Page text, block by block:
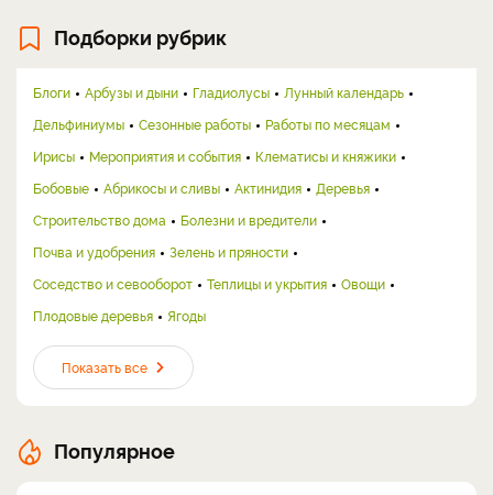
Подборки рубрик
Блоги Арбузы и дыни Гладиолусы
Лунный календарь
Дельфиниумы
Сезонные работы
Работы по месяцам
Ирисы
Мероприятия и события
Клематисы и княжики
Бобовые
Абрикосы и сливы Актинидия
Деревья
Строительство дома
Болезни и вредители
Почва и удобрения
Зелень и пряности
Соседство и севооборот
Теплицы и укрытия
Овощи
Плодовые деревья
Ягоды
Показать все
Популярное